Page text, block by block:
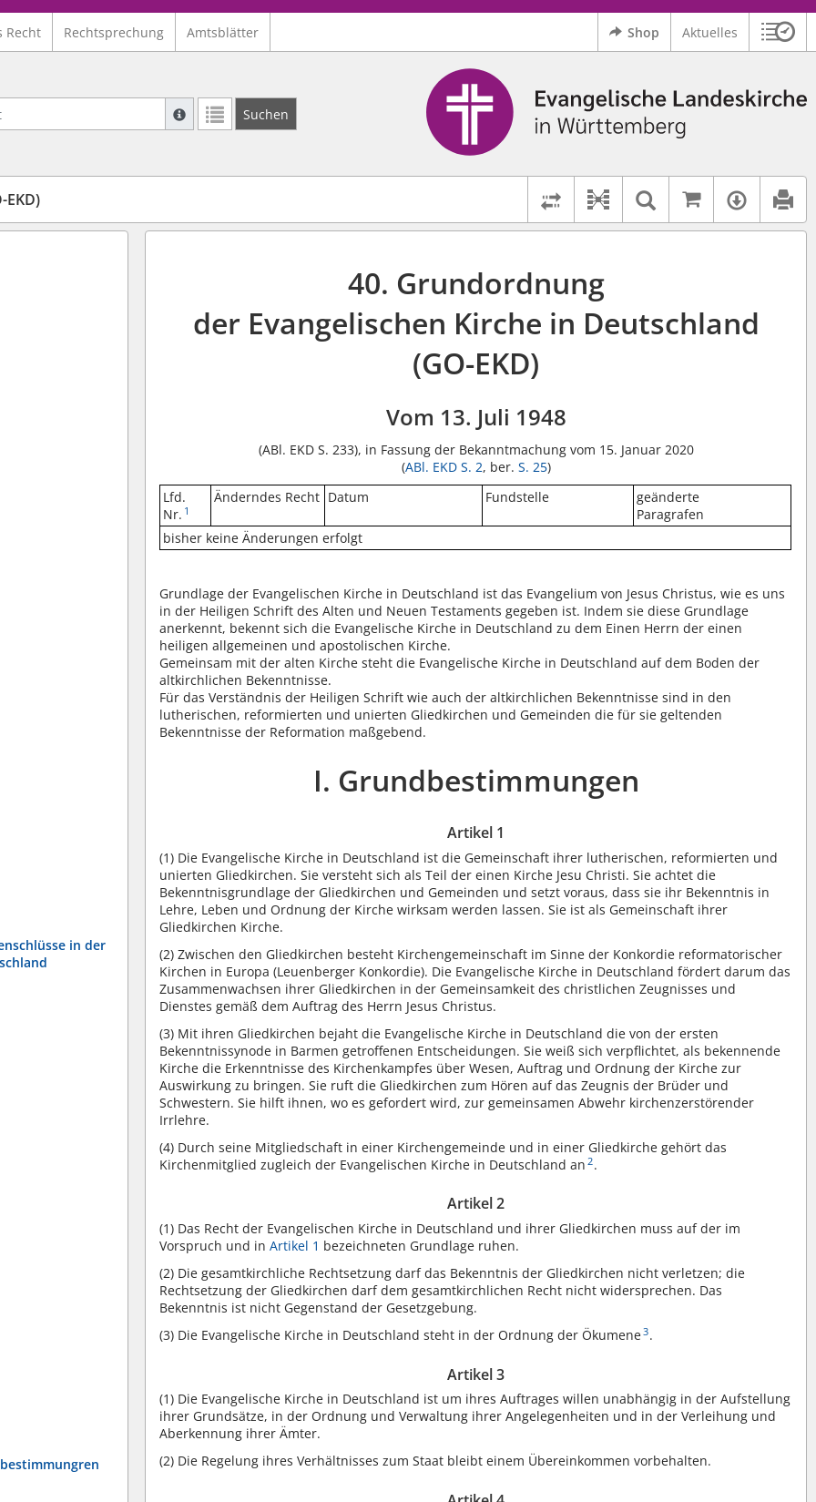
Recht Rechtsprechung Amtsblätter Shop Aktuelles
Suche mit Platzhalter "*", Bsp. Pfarrer*, findet auch: "Pfarrerinitiative" oder "Pfarrerausschuss".
Weitere Suchoperatoren finden Sie in unserer Hilfe.
Suchen
Logo Ev. Landeskirche in Württemberg
Rechtsstände vergleichen
Dokument-Beziehungen
Textsuche im
Auf
in der
40. Grundordnung
der Evangelischen Kirche in Deutschland
(GO-EKD)
Vom 13. Juli 1948
(ABl. EKD S. 233), in Fassung der Bekanntmachung vom 15. Januar 2020
(ABl. EKD S. 2, ber. S. 25)
Lfd.
Nr. 1
Änderndes Recht Datum Fundstelle
geänderte
Paragrafen
bisher keine Änderungen erfolgt
Grundlage der Evangelischen Kirche in Deutschland ist das Evangelium von Jesus Christus, wie es uns
in der Heiligen Schrift des Alten und Neuen Testaments gegeben ist. Indem sie diese Grundlage
anerkennt, bekennt sich die Evangelische Kirche in Deutschland zu dem Einen Herrn der einen
heiligen allgemeinen und apostolischen Kirche.
Gemeinsam mit der alten Kirche steht die Evangelische Kirche in Deutschland auf dem Boden der
altkirchlichen Bekenntnisse.
Für das Verständnis der Heiligen Schrift wie auch der altkirchlichen Bekenntnisse sind in den
lutherischen, reformierten und unierten Gliedkirchen und Gemeinden die für sie geltenden
Bekenntnisse der Reformation maßgebend.
I. Grundbestimmungen
Artikel 1
(1) Die Evangelische Kirche in Deutschland ist die Gemeinschaft ihrer lutherischen, reformierten und
unierten Gliedkirchen. Sie versteht sich als Teil der einen Kirche Jesu Christi. Sie achtet die
Bekenntnisgrundlage der Gliedkirchen und Gemeinden und setzt voraus, dass sie ihr Bekenntnis in
Lehre, Leben und Ordnung der Kirche wirksam werden lassen. Sie ist als Gemeinschaft ihrer
Gliedkirchen Kirche.
(2) Zwischen den Gliedkirchen besteht Kirchengemeinschaft im Sinne der Konkordie reformatorischer
Kirchen in Europa (Leuenberger Konkordie). Die Evangelische Kirche in Deutschland fördert darum das
Zusammenwachsen ihrer Gliedkirchen in der Gemeinsamkeit des christlichen Zeugnisses und
Dienstes gemäß dem Auftrag des Herrn Jesus Christus.
(3) Mit ihren Gliedkirchen bejaht die Evangelische Kirche in Deutschland die von der ersten
Bekenntnissynode in Barmen getroffenen Entscheidungen. Sie weiß sich verpflichtet, als bekennende
Kirche die Erkenntnisse des Kirchenkampfes über Wesen, Auftrag und Ordnung der Kirche zur
Auswirkung zu bringen. Sie ruft die Gliedkirchen zum Hören auf das Zeugnis der Brüder und
Schwestern. Sie hilft ihnen, wo es gefordert wird, zur gemeinsamen Abwehr kirchenzerstörender
Irrlehre.
(4) Durch seine Mitgliedschaft in einer Kirchengemeinde und in einer Gliedkirche gehört das
Kirchenmitglied zugleich der Evangelischen Kirche in Deutschland an 2.
Artikel 2
(1) Das Recht der Evangelischen Kirche in Deutschland und ihrer Gliedkirchen muss auf der im
Vorspruch und inArtikel 1 bezeichneten Grundlage ruhen.
(2) Die gesamtkirchliche Rechtsetzung darf das Bekenntnis der Gliedkirchen nicht verletzen; die
Rechtsetzung der Gliedkirchen darf dem gesamtkirchlichen Recht nicht widersprechen. Das
Bekenntnis ist nicht Gegenstand der Gesetzgebung.
(3) Die Evangelische Kirche in Deutschland steht in der Ordnung der Ökumene3.
Artikel 3
(1) Die Evangelische Kirche in Deutschland ist um ihres Auftrages willen unabhängig in der Aufstellung
ihrer Grundsätze, in der Ordnung und Verwaltung ihrer Angelegenheiten und in der Verleihung und
Aberkennung ihrer Ämter.
(2) Die Regelung ihres Verhältnisses zum Staat bleibt einem Übereinkommen vorbehalten.